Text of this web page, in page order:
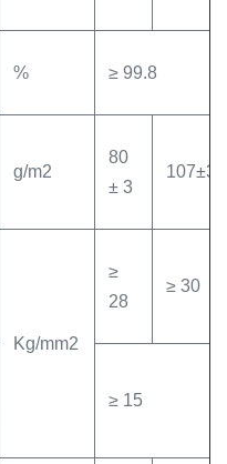
% ≥ 99.8
g/m2
80
± 3
107±3
Kg/mm2
≥
28
≥ 30
≥ 15